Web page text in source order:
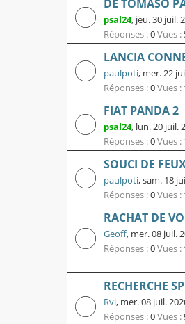
DE TOMASO
psal24, jeu. 30 juil.
Réponses :0Vues :
LANCIA
paulpoti, mer. 22
Réponses :0Vues :
FIAT PANDA 2
psal24, lun. 20 juil.
Réponses :0Vues :
SOUCI DE
paulpoti,sam. 18
Réponses :0Vues :
RACHAT DE
Geoff, mer. 08 juil.
Réponses :0Vues :
RECHERCHE
Rvi, mer. 08 juil.
Réponses :0Vues :